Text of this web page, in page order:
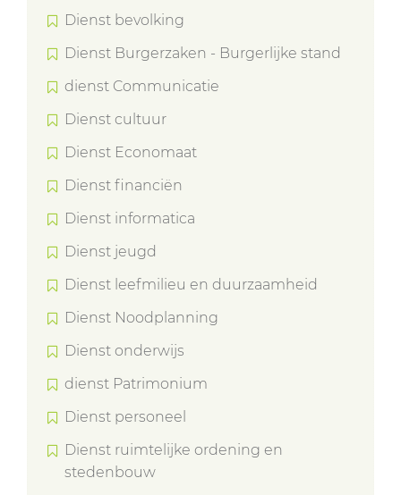
Dienst bevolking
Dienst Burgerzaken - Burgerlijke stand
dienst Communicatie
Dienst cultuur
Dienst Economaat
Dienst financiën
Dienst informatica
Dienst jeugd
Dienst leefmilieu en duurzaamheid
Dienst Noodplanning
Dienst onderwijs
dienst Patrimonium
Dienst personeel
Dienst ruimtelijke ordening en
stedenbouw